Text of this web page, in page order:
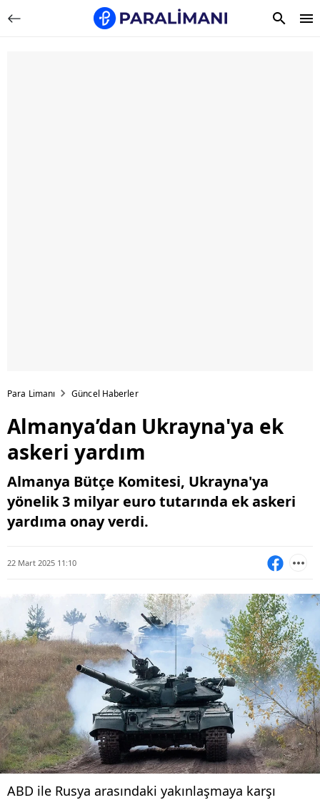
Para Limanı Güncel Haberler
Almanya’dan Ukrayna'ya ek
askeri yardım
Almanya Bütçe Komitesi, Ukrayna'ya
yönelik 3 milyar euro tutarında ek askeri
yardıma onay verdi.
22 Mart 2025 11:10
ABD ile Rusya arasındaki yakınlaşmaya karşı